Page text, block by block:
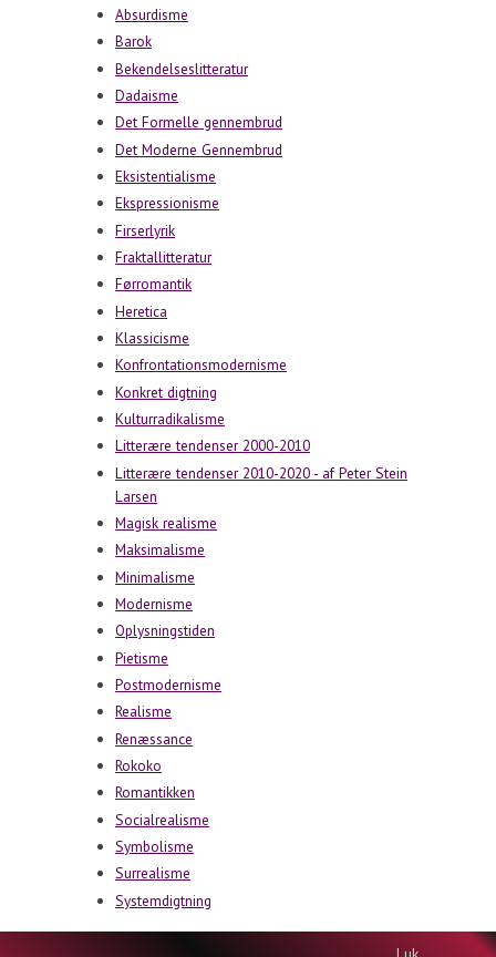
Absurdisme
Barok
Bekendelseslitteratur
Dadaisme
Det Formelle gennembrud
Det Moderne Gennembrud
Eksistentialisme
Ekspressionisme
Firserlyrik
Fraktallitteratur
Førromantik
Heretica
Klassicisme
Konfrontationsmodernisme
Konkret digtning
Kulturradikalisme
Litterære tendenser 2000-2010
Litterære tendenser 2010-2020 - af Peter Stein
Larsen
Magisk realisme
Maksimalisme
Minimalisme
Modernisme
Oplysningstiden
Pietisme
Postmodernisme
Realisme
Renæssance
Rokoko
Romantikken
Socialrealisme
Symbolisme
Surrealisme
Systemdigtning
Til toppen